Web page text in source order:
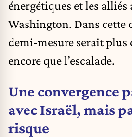
énergétiques et les alliés
Washington. Dans cette
demi-mesure serait plus
encore que l’escalade.
Une convergence
avec Israël, mais
risque